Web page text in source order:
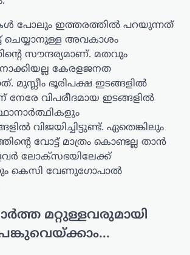
പോലും ഇത്തരത്തില്‍ പറയുന്നത്
ചെയ്യാനുള്ള അവകാശം
സൗന്ദര്യമാണ്. മതവും
കേരളജനത
മുസ്ലീം ഭൂരിപക്ഷ ഇടങ്ങളില്‍
നേരേ വിപരീദമായ ഇടങ്ങളില്‍
വിജയിച്ചിട്ടുണ്ട്. ഏതെങ്കിലും
വോട്ട് മാത്രം കൊണ്ടല്ല താന്‍
ലോക്‌സഭയിലേക്ക്
കെസി വേണുഗോപാല്‍
മറ്റുള്ളവരുമായി